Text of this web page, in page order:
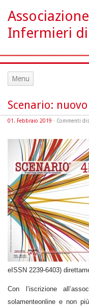
Infermieri di
Menu
Scenario:
01. Febbraio 2019 · Commenti
eISSN 2239-6403)
Con l’iscrizione
solamenteonline e non